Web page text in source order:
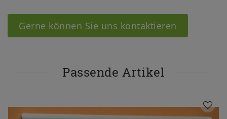
Gerne können Sie uns kontaktieren
Passende Artikel